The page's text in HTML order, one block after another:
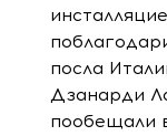
посла
Дзанарди
пообещали